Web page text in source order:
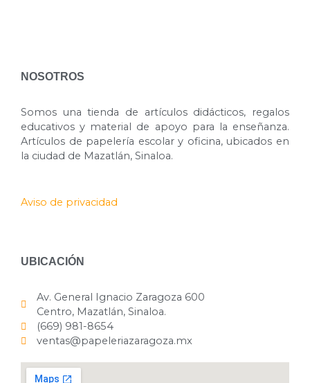
NOSOTROS
Somos una tienda de artículos didácticos, regalos
educativos y material de apoyo para la enseñanza.
Artículos de papelería escolar y oficina, ubicados en
la ciudad de Mazatlán, Sinaloa.
Aviso de privacidad
UBICACIÓN
Av. General Ignacio Zaragoza 600
Centro, Mazatlán, Sinaloa.
(669) 981-8654
ventas@papeleriazaragoza.mx